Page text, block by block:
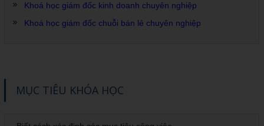
Khoá học giám đốc kinh doanh chuyên nghiệp
Khoá học giám đốc chuỗi bán lẻ chuyên nghiệp
MỤC TIÊU KHÓA HỌC